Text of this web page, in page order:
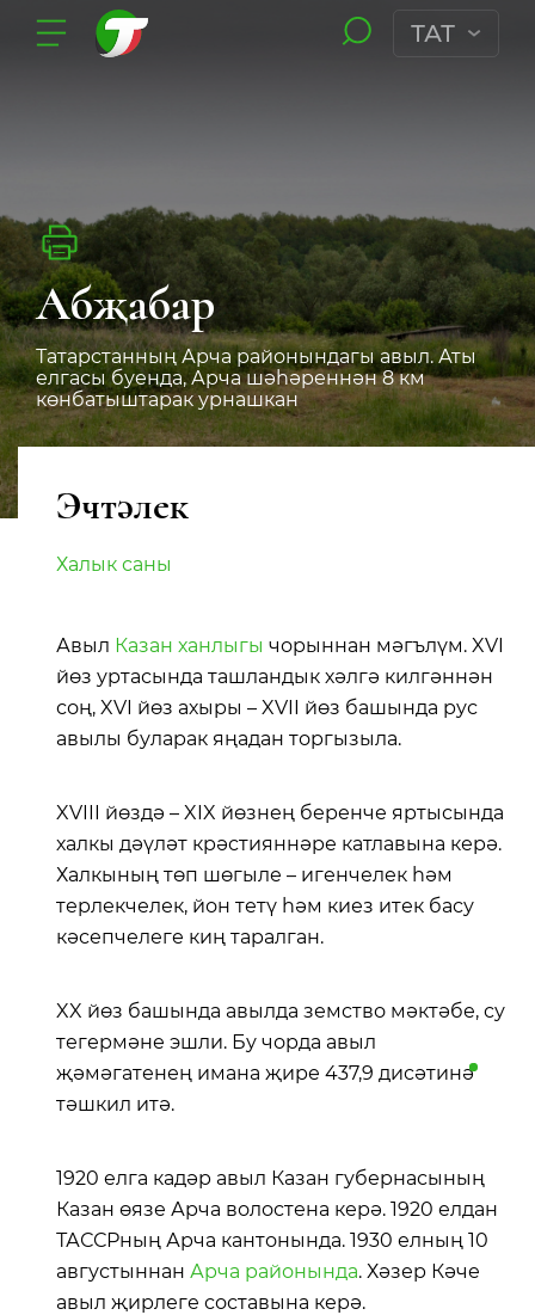
ТАТ
Абҗабар
Татарстанның Арча районындагы авыл. Аты
елгасы буенда, Арча шәһәреннән 8 км
көнбатыштарак урнашкан
Эчтәлек
Халык саны
Авыл Казан ханлыгы чорыннан мәгълүм. XVI
йөз уртасында ташландык хәлгә килгәннән
соң, XVI йөз ахыры – XVII йөз башында рус
авылы буларак яңадан торгызыла.
XVIII йөздә – XIX йөзнең беренче яртысында
халкы дәүләт крәстияннәре катлавына керә.
Халкының төп шөгыле – игенчелек һәм
терлекчелек, йон тетү һәм киез итек басу
кәсепчелеге киң таралган.
XX йөз башында авылда земство мәктәбе, су
тегермәне эшли. Бу чорда авыл
җәмәгатенең имана җире 437,9 дисәтинә
тәшкил итә.
1920 елга кадәр авыл Казан губернасының
Казан өязе Арча волостена керә. 1920 елдан
ТАССРның Арча кантонында. 1930 елның 10
августыннан Арча районында. Хәзер Кәче
авыл җирлеге составына керә.